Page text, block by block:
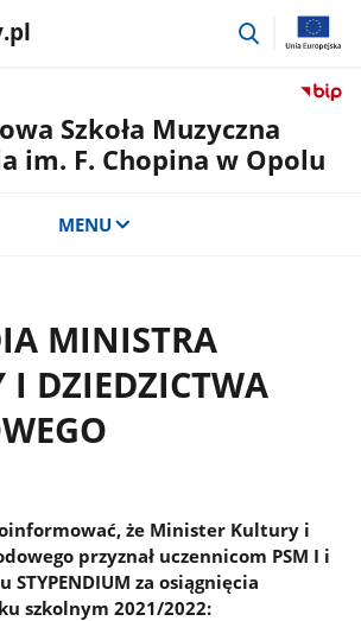
przejdź
Szkoła Muzyczna
im. F. Chopina w Opolu
MENU
MINISTRA
I DZIEDZICTWA
że Minister Kultury i
przyznał uczennicom PSM I i
za osiągnięcia
szkolnym 2021/2022: